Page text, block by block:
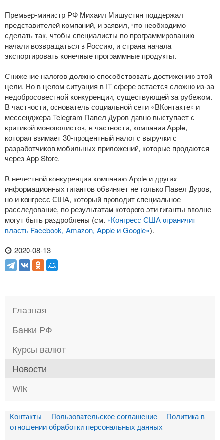
Премьер-министр РФ Михаил Мишустин поддержал
представителей компаний, и заявил, что необходимо
сделать так, чтобы специалисты по программированию
начали возвращаться в Россию, и страна начала
экспортировать конечные программные продукты.
Снижение налогов должно способствовать достижению этой
цели. Но в целом ситуация в IT сфере остается сложно из-за
недобросовестной конкуренции, существующей за рубежом.
В частности, основатель социальной сети «ВКонтакте» и
мессенджера Telegram Павел Дуров давно выступает с
критикой монополистов, в частности, компании Apple,
которая взимает30-процентный налог с выручки с
разработчиков мобильных приложений, которые продаются
через App Store.
В нечестной конкуренции компанию Apple и других
информационных гигантов обвиняет не только Павел Дуров,
но и конгресс США, который проводит специальное
расследование, по результатам которого эти гиганты вполне
могут быть раздроблены (см. «Конгресс США ограничит
власть Facebook, Amazon, Apple и Google»).
2020-08-13
Главная
Банки РФ
Курсы валют
Новости
Wiki
Контакты Пользовательское соглашение
Политика в
отношении обработки персональных данных